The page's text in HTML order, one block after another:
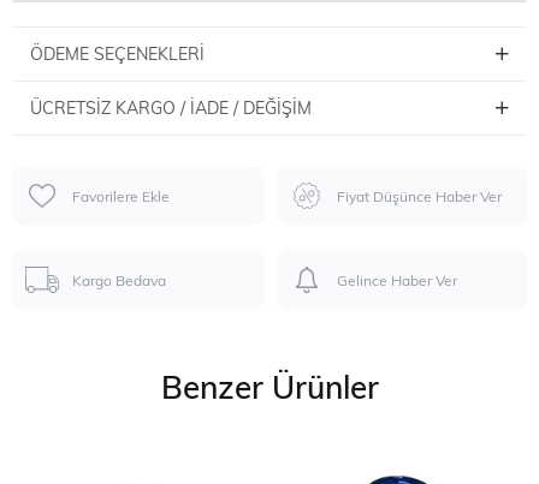
ÖDEME SEÇENEKLERI
ÜCRETSIZ KARGO / İADE / DEĞIŞIM
Favorilere Ekle Fiyat Düşünce Haber Ver
Kargo Bedava Gelince Haber Ver
Benzer Ürünler